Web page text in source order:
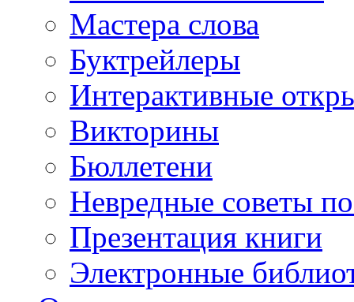
Мастера слова
Буктрейлеры
Интерактивные
Викторины
Бюллетени
Невредные советы
Презентация книги
Электронные